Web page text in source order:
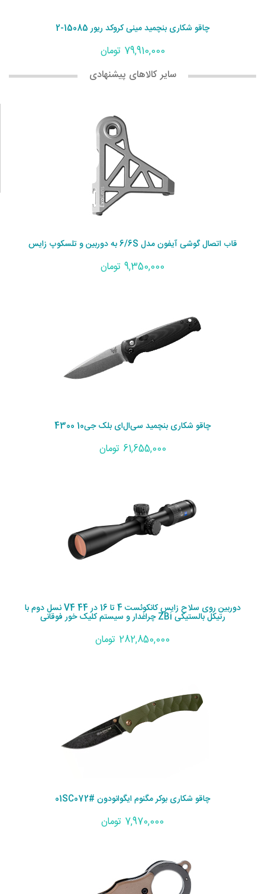
چاقو شکاری بنچمید مینی کروکد ریور 15085-2
79,910,000 تومان
سایر کالاهای پیشنهادی
قاب اتصال گوشی آیفون مدل 6/6S به دوربین و تلسکوپ زایس
9,350,000 تومان
چاقو شکاری بنچمید سی‌ال‌ای بلک جی10 4300
61,655,000 تومان
دوربین روی سلاح زایس کانکوئست 4 تا 16 در 44 V4 نسل دوم با
رتیکل بالستیکی ZBi چراغدار و سیستم کلیک خور فوقانی
282,850,000 تومان
چاقو شکاری بوکر مگنوم ایگوانودون #01SC072
7,970,000 تومان